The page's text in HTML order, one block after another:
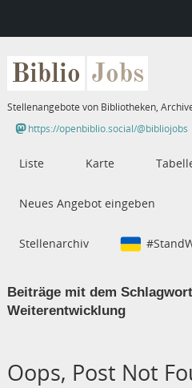
Biblio Jobs
Stellenangebote von Bibliotheken,
https://openbiblio.social/@bibliojobs
Liste Karte
Neues Angebot eingeben
Stellenarchiv
Beiträge mit dem
Weiterentwicklung
Oops, Post Not